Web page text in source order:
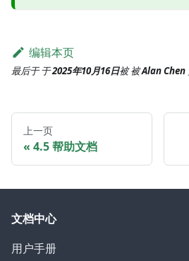
编辑本页
最后于于2025年10月16日被被Alan Chen
上一页
4.5 帮助文档
文档中心
用户手册